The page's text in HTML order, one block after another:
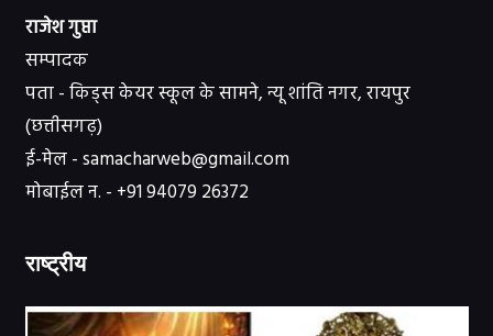
राजेश गुप्ता
सम्पादक
पता - किड्स केयर स्कूल के सामने, न्यू शांति नगर, रायपुर
(छत्तीसगढ़)
ई-मेल - samacharweb@gmail.com
मोबाईल न. - +91 94079 26372
राष्ट्रीय